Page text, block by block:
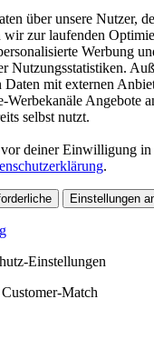
über unsere Nutzer,
wir zur laufenden
Werbung
Nutzungsstatistiken.
Daten mit externen
Werbekanäle Angebote
selbst nutzt.
deiner Einwilligung in
.
Einstellungen
Einstellungen
Match